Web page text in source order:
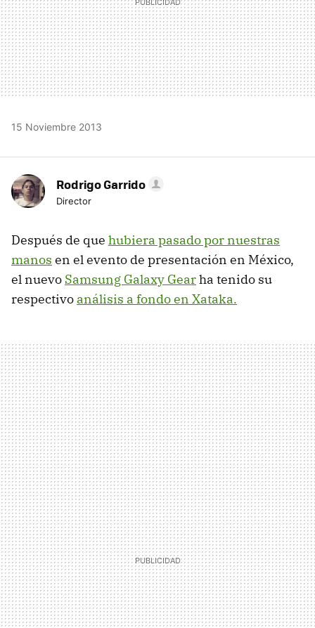
15 Noviembre 2013
Rodrigo Garrido
Director
Después de que hubiera pasado por nuestras
manos en el evento de presentación en México,
el nuevo Samsung Galaxy Gearha tenido su
respectivo análisis a fondo en Xataka.